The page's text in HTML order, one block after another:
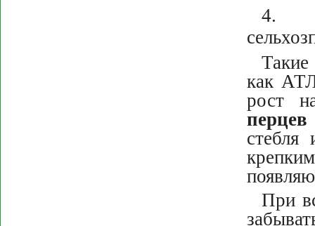
4.
как
рост
перцев
стебля
При